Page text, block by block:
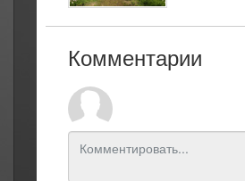
Комментарии